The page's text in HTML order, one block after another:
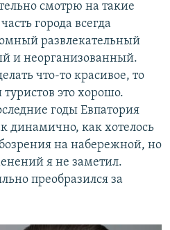
смотрю на такие
города всегда
развлекательный
и неорганизованный.
что-то красивое, то
это хорошо.
годы Евпатория
динамично, как хотелось
на набережной, но
я не заметил.
преобразился за